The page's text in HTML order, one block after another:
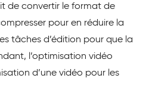
de convertir le format de
pour en réduire la
tâches d’édition pour que la
l’optimisation vidéo
d’une vidéo pour les